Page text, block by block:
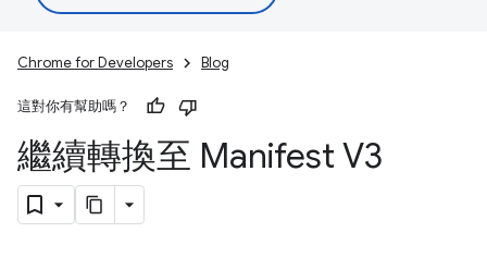
Chrome for Developers Blog
這對你有幫助嗎？
繼續轉換至 Manifest V3